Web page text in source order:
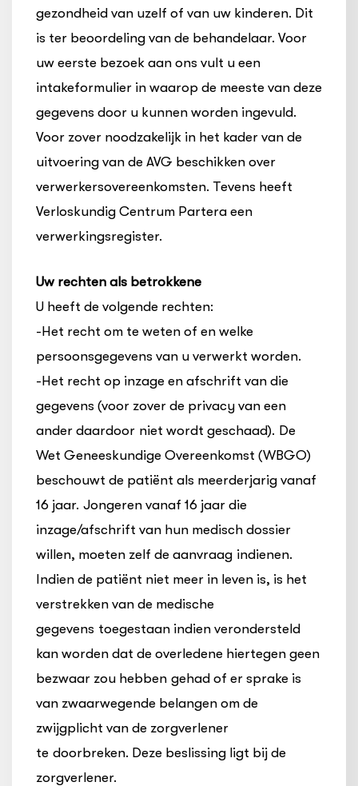
gezondheid van uzelf of van uw kinderen. Dit
is ter beoordeling van de behandelaar. Voor
uw eerste bezoek aan ons vult u een
intakeformulier in waarop de meeste van deze
gegevens door u kunnen worden ingevuld.
Voor zover noodzakelijk in het kader van de
uitvoering van de AVG beschikken over
verwerkersovereenkomsten. Tevens heeft
Verloskundig Centrum Partera een
verwerkingsregister.
Uw rechten als betrokkene
U heeft de volgende rechten:
-Het recht om te weten of en welke
persoonsgegevens van u verwerkt worden.
-Het recht op inzage en afschrift van die
gegevens (voor zover de privacy van een
ander daardoor niet wordt geschaad). De
Wet Geneeskundige Overeenkomst (WBGO)
beschouwt de patiënt als meerderjarig vanaf
16 jaar. Jongeren vanaf 16 jaar die
inzage/afschrift van hun medisch dossier
willen, moeten zelf de aanvraag indienen.
Indien de patiënt niet meer in leven is, is het
verstrekken van de medische
gegevens toegestaan indien verondersteld
kan worden dat de overledene hiertegen geen
bezwaar zou hebben gehad of er sprake is
van zwaarwegende belangen om de
zwijgplicht van de zorgverlener
te doorbreken. Deze beslissing ligt bij de
zorgverlener.